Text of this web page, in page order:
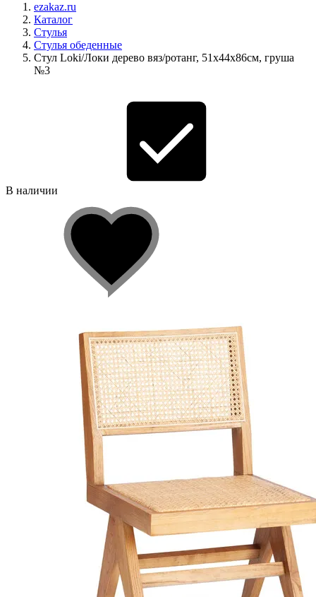
ezakaz.ru
Каталог
Стулья
Стулья обеденные
Стул Loki/Локи дерево вяз/ротанг, 51х44х86см, груша
№3
В наличии